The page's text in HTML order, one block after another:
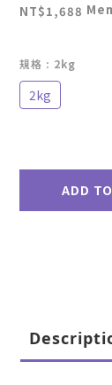
NT$1,688
規格 : 2kg
2kg
ADD